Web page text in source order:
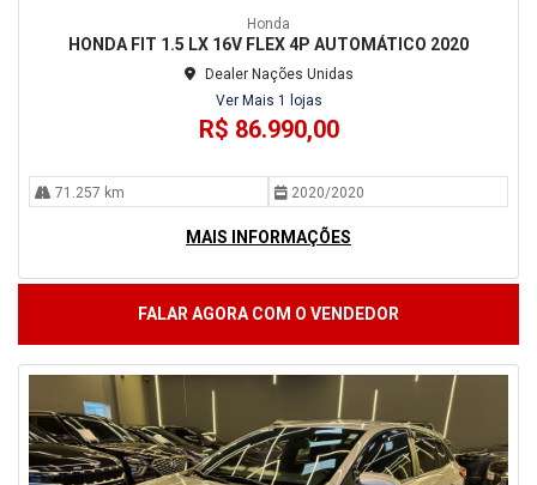
Honda
HONDA FIT 1.5 LX 16V FLEX 4P AUTOMÁTICO 2020
Dealer Nações Unidas
Ver Mais 1 lojas
R$ 86.990,00
71.257 km 2020/2020
MAIS INFORMAÇÕES
FALAR AGORA COM O VENDEDOR